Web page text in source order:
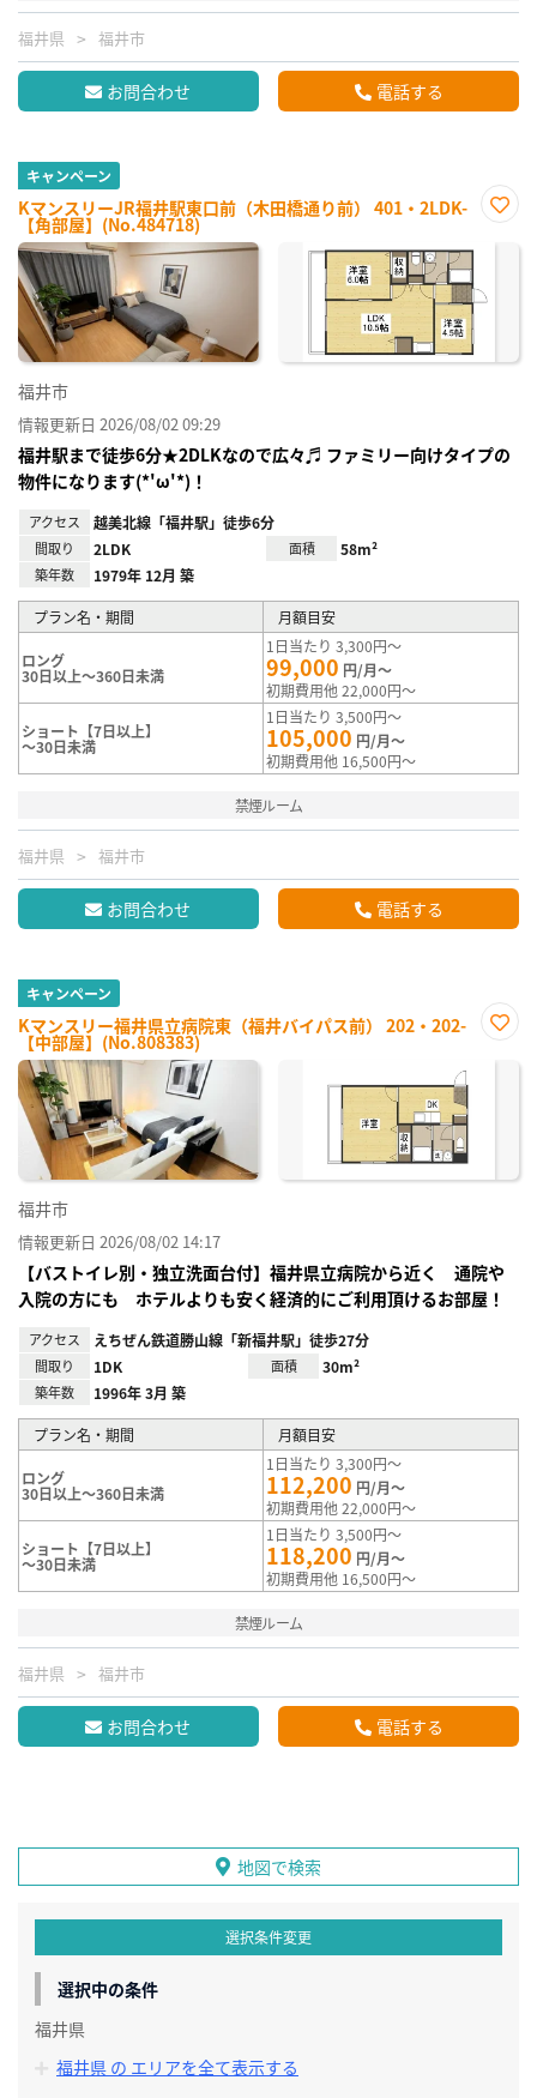
福井県 福井市
お問合わせ 電話する
キャンペーン
KマンスリーJR福井駅東口前（木田橋通り前） 401・2LDK-
【角部屋】(No.484718)
に入
福井市
情報更新日 2026/08/02 09:29
福井駅まで徒歩6分★2DLKなので広々♬ ファミリー向けタイプの
物件になります(*'ω'*)！
アクセス 越美北線「福井駅」徒歩6分
間取り 2LDK 面積 58m²
築年数 1979年 12月 築
プラン名・期間 月額目安
ロング
30日以上～360日未満
1日当たり 3,300円～
99,000 円/月～
初期費用他 22,000円～
ショート【7日以上】
～30日未満
1日当たり 3,500円～
105,000 円/月～
初期費用他 16,500円～
禁煙ルーム
福井県 福井市
お問合わせ 電話する
キャンペーン
Kマンスリー福井県立病院東（福井バイパス前） 202・202-
【中部屋】(No.808383)
に入
福井市
情報更新日 2026/08/02 14:17
【バストイレ別・独立洗面台付】福井県立病院から近く 通院や
入院の方にも ホテルよりも安く経済的にご利用頂けるお部屋！
アクセス えちぜん鉄道勝山線「新福井駅」徒歩27分
間取り 1DK 面積 30m²
築年数 1996年 3月 築
プラン名・期間 月額目安
ロング
30日以上～360日未満
1日当たり 3,300円～
112,200 円/月～
初期費用他 22,000円～
ショート【7日以上】
～30日未満
1日当たり 3,500円～
118,200 円/月～
初期費用他 16,500円～
禁煙ルーム
福井県 福井市
お問合わせ 電話する
地図で検索
選択条件変更
選択中の条件
福井県
福井県 の エリアを全て表示する